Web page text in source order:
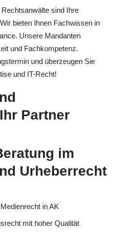
sind Ihre
bieten Ihnen Fachwissen in
Unsere Mandanten
und Fachkompetenz.
und überzeugen Sie
und IT-Recht!
Partner
im
Urheberrecht
in AK
mit hoher Qualität